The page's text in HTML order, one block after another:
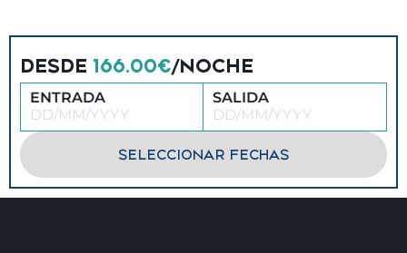
DESDE 166.00€/NOCHE
ENTRADA SALIDA
SELECCIONAR FECHAS